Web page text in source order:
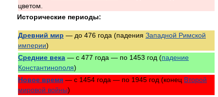
цветом.
Исторические периоды:
Древний мир — до 476 года (падения Западной Римской
империи)
Средние века — с 477 года — по 1453 год (падение
Константинополя)
Новое время — с 1454 года — по 1945 год (конец Второй
мировой войны)